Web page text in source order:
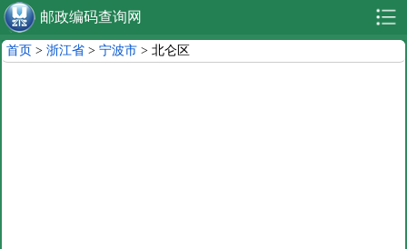
邮政编码查询网
首页 >浙江省 >宁波市 > 北仑区